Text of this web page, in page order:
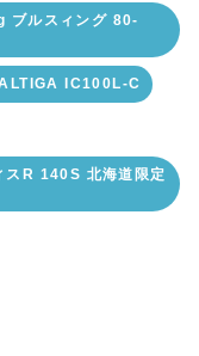
ルスィング 80-
IC100L-C
スR 140S 北海道限定